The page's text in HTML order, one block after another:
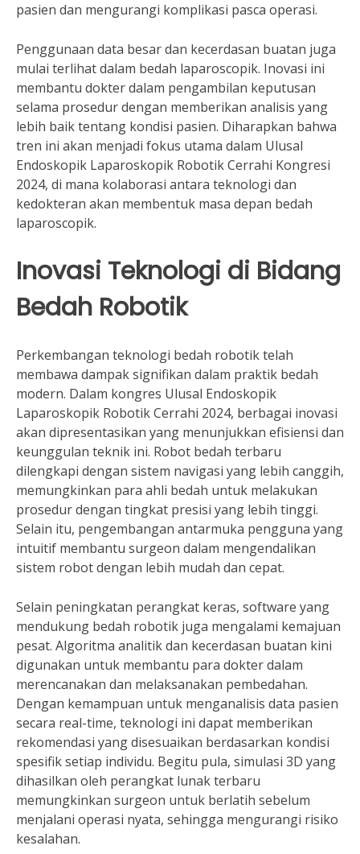
pasien dan mengurangi komplikasi pasca operasi.
Penggunaan data besar dan kecerdasan buatan juga
mulai terlihat dalam bedah laparoscopik. Inovasi ini
membantu dokter dalam pengambilan keputusan
selama prosedur dengan memberikan analisis yang
lebih baik tentang kondisi pasien. Diharapkan bahwa
tren ini akan menjadi fokus utama dalam Ulusal
Endoskopik Laparoskopik Robotik Cerrahi Kongresi
2024, di mana kolaborasi antara teknologi dan
kedokteran akan membentuk masa depan bedah
laparoscopik.
Inovasi Teknologi di Bidang
Bedah Robotik
Perkembangan teknologi bedah robotik telah
membawa dampak signifikan dalam praktik bedah
modern. Dalam kongres Ulusal Endoskopik
Laparoskopik Robotik Cerrahi 2024, berbagai inovasi
akan dipresentasikan yang menunjukkan efisiensi dan
keunggulan teknik ini. Robot bedah terbaru
dilengkapi dengan sistem navigasi yang lebih canggih,
memungkinkan para ahli bedah untuk melakukan
prosedur dengan tingkat presisi yang lebih tinggi.
Selain itu, pengembangan antarmuka pengguna yang
intuitif membantu surgeon dalam mengendalikan
sistem robot dengan lebih mudah dan cepat.
Selain peningkatan perangkat keras, software yang
mendukung bedah robotik juga mengalami kemajuan
pesat. Algoritma analitik dan kecerdasan buatan kini
digunakan untuk membantu para dokter dalam
merencanakan dan melaksanakan pembedahan.
Dengan kemampuan untuk menganalisis data pasien
secara real-time, teknologi ini dapat memberikan
rekomendasi yang disesuaikan berdasarkan kondisi
spesifik setiap individu. Begitu pula, simulasi 3D yang
dihasilkan oleh perangkat lunak terbaru
memungkinkan surgeon untuk berlatih sebelum
menjalani operasi nyata, sehingga mengurangi risiko
kesalahan.